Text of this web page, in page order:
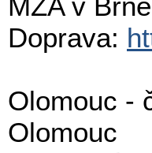
Doprava:
Olomouc -
Olomouc